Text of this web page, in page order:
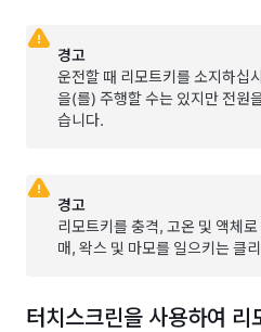
경고
운전할 때 리모트키를 소지하십
을(를) 주행할 수는 있지만 전원
습니다.
경고
리모트키를 충격, 고온 및 액체
매, 왁스 및 마모를 일으키는 클
터치스크린을 사용하여 리